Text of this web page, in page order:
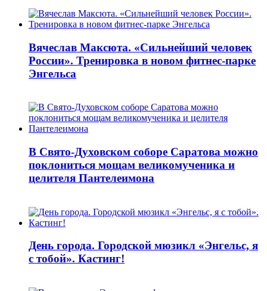
Вячеслав Максюта. «Сильнейший человек
России». Тренировка в новом фитнес-парке
Энгельса
В Свято-Духовском соборе Саратова можно
поклониться мощам великомученика и
целителя Пантелеимона
День города. Городской мюзикл «Энгельс, я
с тобой». Кастинг!